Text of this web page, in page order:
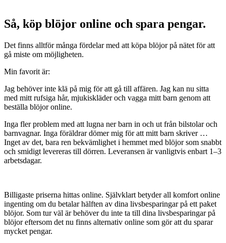
Så, köp blöjor online och spara pengar.
Det finns alltför många fördelar med att köpa blöjor på nätet för att
gå miste om möjligheten.
Min favorit är:
Jag behöver inte klä på mig för att gå till affären. Jag kan nu sitta
med mitt rufsiga hår, mjukiskläder och vagga mitt barn genom att
beställa blöjor online.
Inga fler problem med att lugna ner barn in och ut från bilstolar och
barnvagnar. Inga föräldrar dömer mig för att mitt barn skriver …
Inget av det, bara ren bekvämlighet i hemmet med blöjor som snabbt
och smidigt levereras till dörren. Leveransen är vanligtvis enbart 1–3
arbetsdagar.
Billigaste priserna hittas online. Självklart betyder all komfort online
ingenting om du betalar hälften av dina livsbesparingar på ett paket
blöjor. Som tur väl är behöver du inte ta till dina livsbesparingar på
blöjor eftersom det nu finns alternativ online som gör att du sparar
mycket pengar.